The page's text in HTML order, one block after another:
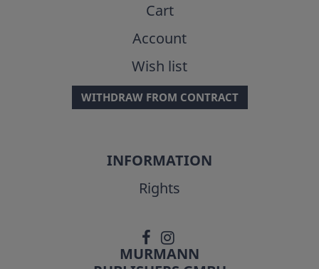
Cart
Account
Wish list
WITHDRAW FROM CONTRACT
INFORMATION
Rights
MURMANN